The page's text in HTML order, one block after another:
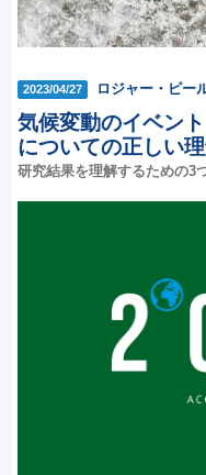
2023/04/27 ロジャー・ピー
気候変動のイベン
についての正しい
研究結果を理解するための3